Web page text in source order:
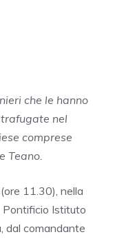
che le hanno
nel
comprese
Teano.
11.30), nella
Pontificio Istituto
dal comandante